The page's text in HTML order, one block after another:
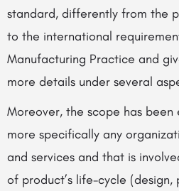
standard, differently from the
to the international
Manufacturing Practice and
more details under several
Moreover, the scope has been
more specifically any
and services and that is
of product’s life-cycle